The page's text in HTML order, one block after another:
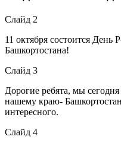
Слайд 2
11 октября состоится День
Башкортостана!
Слайд 3
Дорогие ребята, мы
нашему краю-
интересного.
Слайд 4